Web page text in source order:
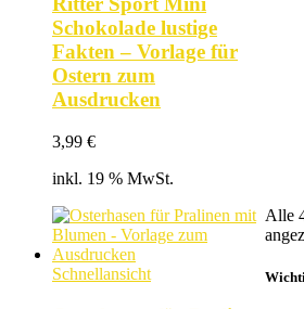
Schokolade lustige
Fakten – Vorlage für
Ostern zum
Ausdrucken
3,99 €
inkl. 19 % MwSt.
Schnellansicht
Alle